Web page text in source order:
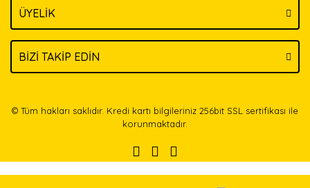
ÜYELİK
BİZİ TAKİP EDİN
© Tüm hakları saklıdır. Kredi kartı bilgileriniz 256bit SSL sertifikası ile
korunmaktadır.